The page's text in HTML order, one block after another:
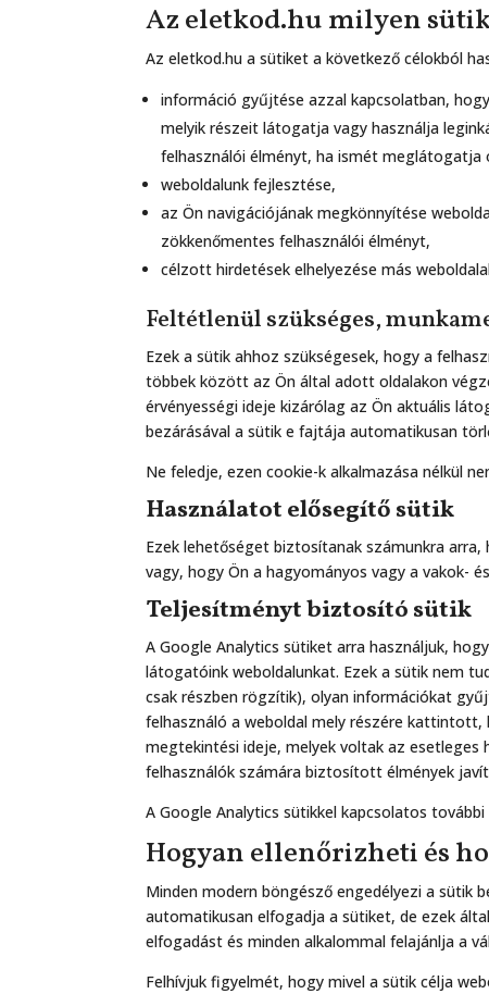
Az eletkod.hu milyen
Az eletkod.hu a sütiket a következő célokból
információ gyűjtése azzal kapcsolatban,
melyik részeit látogatja vagy használja
felhasználói élményt, ha ismét meglátogatja
weboldalunk fejlesztése,
az Ön navigációjának megkönnyítése
zökkenőmentes felhasználói élményt,
célzott hirdetések elhelyezése más
Feltétlenül szükséges,
Ezek a sütik ahhoz szükségesek, hogy a
többek között az Ön által adott oldalakon
érvényességi ideje kizárólag az Ön aktuális
bezárásával a sütik e fajtája automatikusan
Ne feledje, ezen cookie-k alkalmazása nélkül
Használatot elősegítő sütik
Ezek lehetőséget biztosítanak számunkra
vagy, hogy Ön a hagyományos vagy a vakok-
Teljesítményt biztosító sütik
A Google Analytics sütiket arra használjuk,
látogatóink weboldalunkat. Ezek a sütik nem
csak részben rögzítik), olyan információkat
felhasználó a weboldal mely részére
megtekintési ideje, melyek voltak az
felhasználók számára biztosított élmények
A Google Analytics sütikkel kapcsolatos
Hogyan ellenőrizheti és
Minden modern böngésző engedélyezi a
automatikusan elfogadja a sütiket, de ezek
elfogadást és minden alkalommal felajánlja a
Felhívjuk figyelmét, hogy mivel a sütik célja